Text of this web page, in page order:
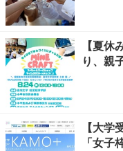
【夏
り、親
【大
「女子